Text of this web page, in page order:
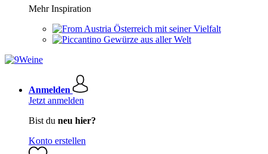
Mehr Inspiration
Österreich mit seiner Vielfalt
Gewürze aus aller Welt
Anmelden
Jetzt anmelden
Bist du neu hier?
Konto erstellen